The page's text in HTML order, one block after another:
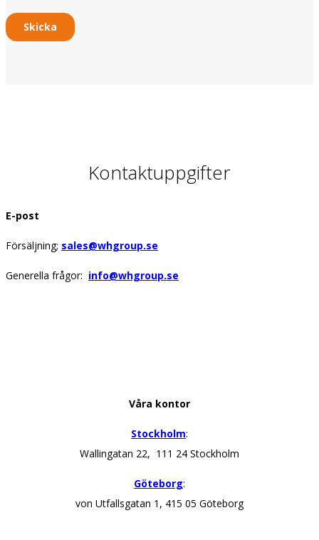
Kontaktuppgifter
E-post
Försäljning; sales@whgroup.se
Generella frågor: info@whgroup.se
Våra kontor
Stockholm:
Wallingatan 22, 111 24 Stockholm
Göteborg:
von Utfallsgatan 1, 415 05 Göteborg